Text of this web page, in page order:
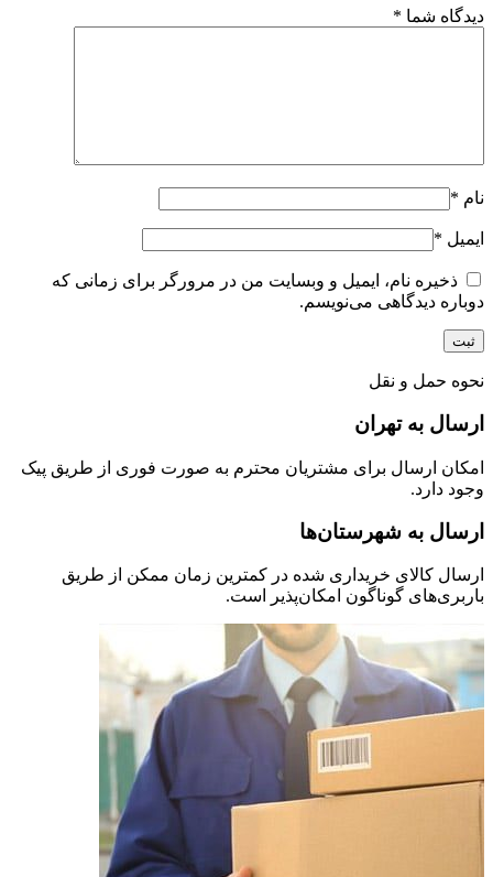
دیدگاه شما *
نام *
ایمیل *
ذخیره نام، ایمیل و وبسایت من در مرورگر برای زمانی که
دوباره دیدگاهی می‌نویسم.
نحوه حمل و نقل
ارسال به تهران
امکان ارسال برای مشتریان محترم به صورت فوری از طریق پیک
وجود دارد.
ارسال به شهرستان‌ها
ارسال کالای خریداری شده در کمترین زمان ممکن از طریق
باربری‌های گوناگون امکان‌پذیر است.